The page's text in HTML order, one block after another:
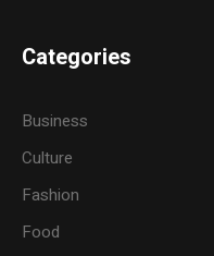
Categories
Business
Culture
Fashion
Food